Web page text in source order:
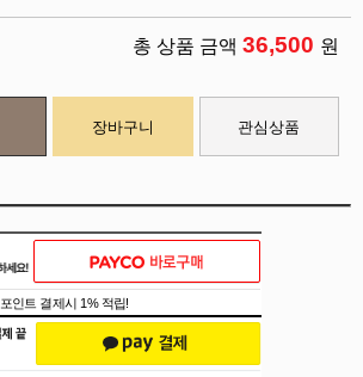
총 상품 금액 36,500 원
장바구니 관심상품
포인트 결제시 1% 적립!